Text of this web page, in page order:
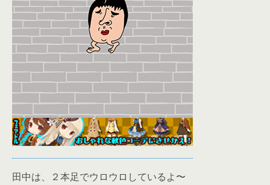
田中は、２本足でウロウロしているよ〜